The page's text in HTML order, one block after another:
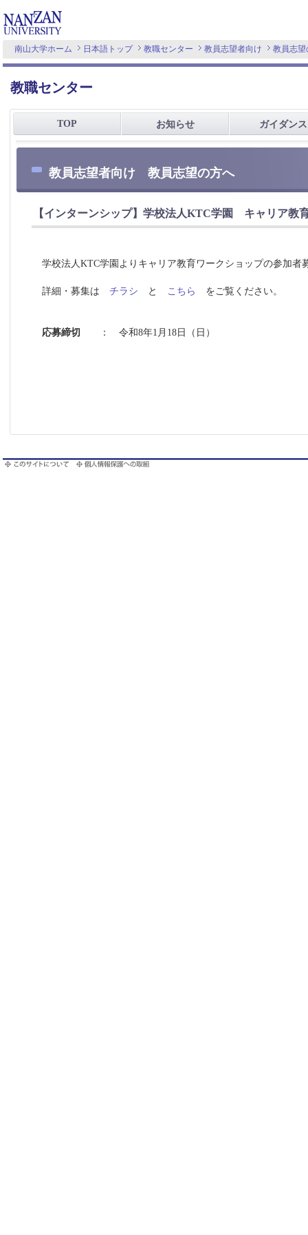
南山大学ホーム 日本語トップ 教職センター 教員志望者向け 教員志望
教職センター
TOP お知らせ ガイダンス
教員志望者向け 教員志望の方へ
【インターンシップ】学校法人KTC学園 キャリア教
学校法人KTC学園よりキャリア教育ワークショップの参加者
詳細・募集は チラシ と こちら をご覧ください。
応募締切 ： 令和8年1月18日（日）